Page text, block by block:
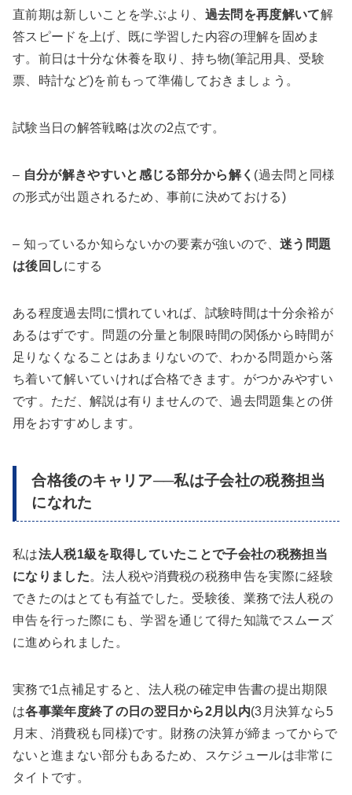
直前期は新しいことを学ぶより、 過去問を再度解いて解
答スピードを上げ、既に学習した内容の理解を固めま
す。前日は十分な休養を取り、持ち物(筆記用具、受験
票、時計など)を前もって準備しておきましょう。
試験当日の解答戦略は次の2点です。
– 自分が解きやすいと感じる部分から解く (過去問と同様
の形式が出題されるため、事前に決めておける)
– 知っているか知らないかの要素が強いので、迷う問題
は後回しにする
ある程度過去問に慣れていれば、試験時間は十分余裕が
あるはずです。問題の分量と制限時間の関係から時間が
足りなくなることはあまりないので、わかる問題から落
ち着いて解いていければ合格できます。がつかみやすい
です。ただ、解説は有りませんので、過去問題集との併
用をおすすめします。
合格後のキャリア──私は子会社の税務担当
になれた
私は法人税1級を取得していたことで子会社の税務担当
になりました。法人税や消費税の税務申告を実際に経験
できたのはとても有益でした。受験後、業務で法人税の
申告を行った際にも、学習を通じて得た知識でスムーズ
に進められました。
実務で1点補足すると、法人税の確定申告書の提出期限
は各事業年度終了の日の翌日から2月以内(3月決算なら5
月末、消費税も同様)です。財務の決算が締まってからで
ないと進まない部分もあるため、スケジュールは非常に
タイトです。